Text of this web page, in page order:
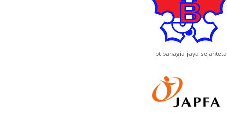
pt bahagia-jaya-sejahteta